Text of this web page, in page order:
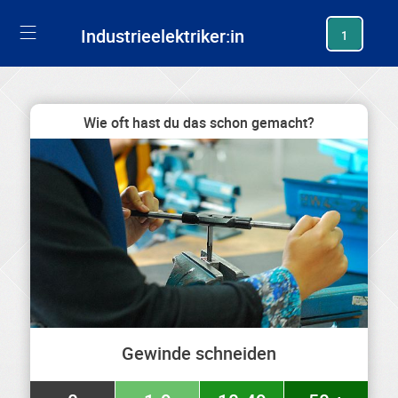
Industrieelektriker:in 1
Wie oft hast du das schon gemacht?
Gewinde schneiden